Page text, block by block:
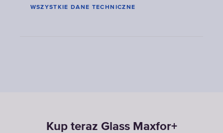
WSZYSTKIE DANE TECHNICZNE
Kup teraz Glass Maxfor+